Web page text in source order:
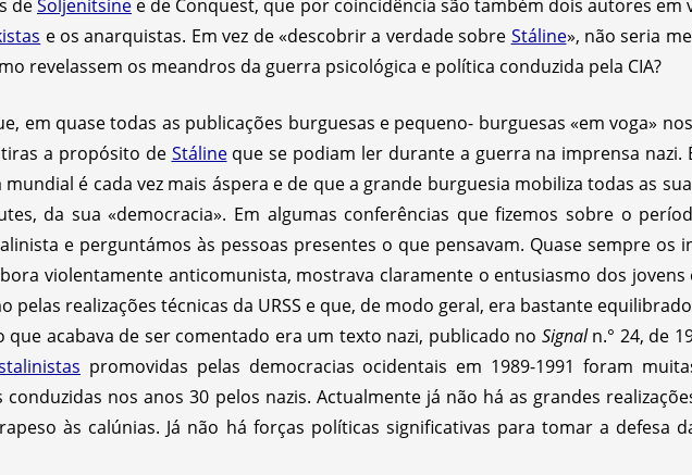
deSoljenítsine e de Conquest, que por coincidência são também dois autores em
e os anarquistas. Em vez de «descobrir a verdade sobre Stáline», não seria
revelassem os meandros da guerra psicológica e política conduzida pela CIA?
em quase todas as publicações burguesas e pequeno- burguesas «em voga»
a propósito de Stálineque se podiam ler durante a guerra na imprensa nazi.
mundial é cada vez mais áspera e de que a grande burguesia mobiliza todas as
da sua «democracia». Em algumas conferências que fizemos sobre o
e perguntámos às pessoas presentes o que pensavam. Quase sempre os
violentamente anticomunista, mostrava claramente o entusiasmo dos jovens
pelas realizações técnicas da URSS e que, de modo geral, era bastante
acabava de ser comentado era um texto nazi, publicado no Signaln.° 24, de
promovidas pelas democracias ocidentais em 1989-1991 foram
nos anos 30 pelos nazis. Actualmente já não há as grandes
às calúnias. Já não há forças políticas significativas para tomar a defesa